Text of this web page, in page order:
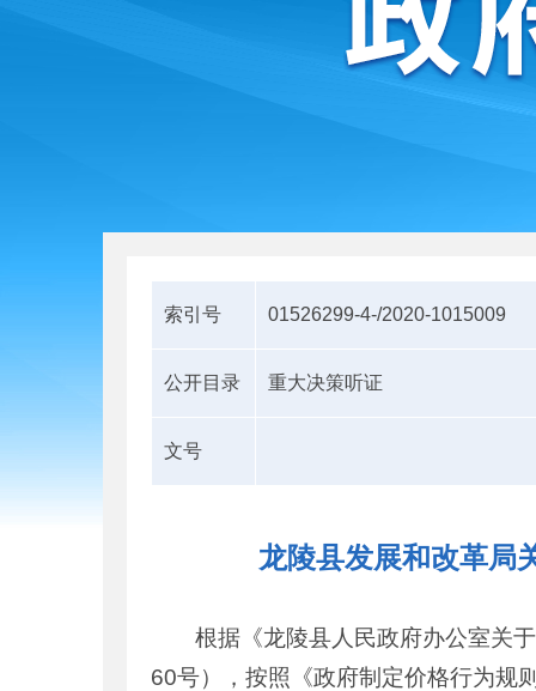
索引号 01526299-4-/2020-1015009
公开目录 重大决策听证
文号
龙陵县发展和改革局
根据《龙陵县人民政府办公室关
60号），按照《政府制定价格行为规